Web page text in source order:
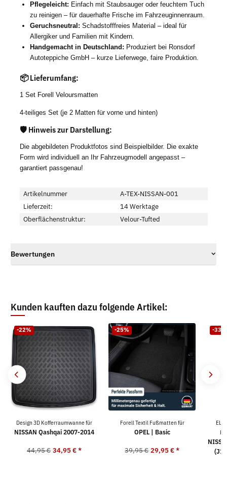
Pflegeleicht: Einfach mit Staubsauger oder feuchtem Tuch
zu reinigen – für dauerhafte Frische im Fahrzeuginnenraum.
Geruchsneutral: Schadstofffreies Material – ideal für
Allergiker und Familien mit Kindern.
Handgemacht in Deutschland: Produziert bei Ronsdorf
Autoteppiche GmbH – kurze Lieferwege, faire Produktion.
📦 Lieferumfang:
1 Set Forell Veloursmatten
4-teiliges Set (je 2 Matten für vorne und hinten)
🛡️ Hinweis zur Darstellung:
Die abgebildeten Produktfotos sind Beispielbilder. Die exakte
Form wird individuell an Ihr Fahrzeugmodell angepasst –
garantiert passgenau!
Artikelnummer
A-TEX-NISSAN-001
Lieferzeit:
14 Werktage
Oberflächenstruktur:
Velour-Tufted
Bewertungen
Kunden kauften dazu folgende Artikel:
-22%
Design 3D Kofferraumwanne für
NISSAN Qashqai 2007-2014
44,95 € 34,95 €*
-25%
Forell Textil Fußmatten für
OPEL | Basic
39,95 € 29,95 €*
-33%